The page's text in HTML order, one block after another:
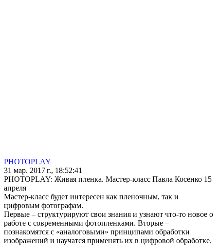
PHOTOPLAY
31 мар. 2017 г., 18:52:41
PHOTOPLAY: Живая пленка. Мастер-класс Павла Косенко 15
апреля
Мастер-класс будет интересен как пленочным, так и
цифровым фотографам.
Первые – структурируют свои знания и узнают что-то новое о
работе с современными фотопленками. Вторые –
познакомятся с «аналоговыми» принципами обработки
изображений и научатся применять их в цифровой обработке.